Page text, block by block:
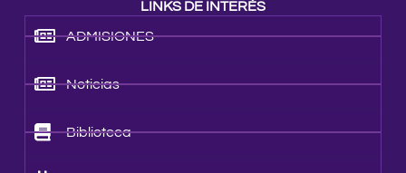
LINKS DE INTERÉS
ADMISIONES
Noticias
Biblioteca